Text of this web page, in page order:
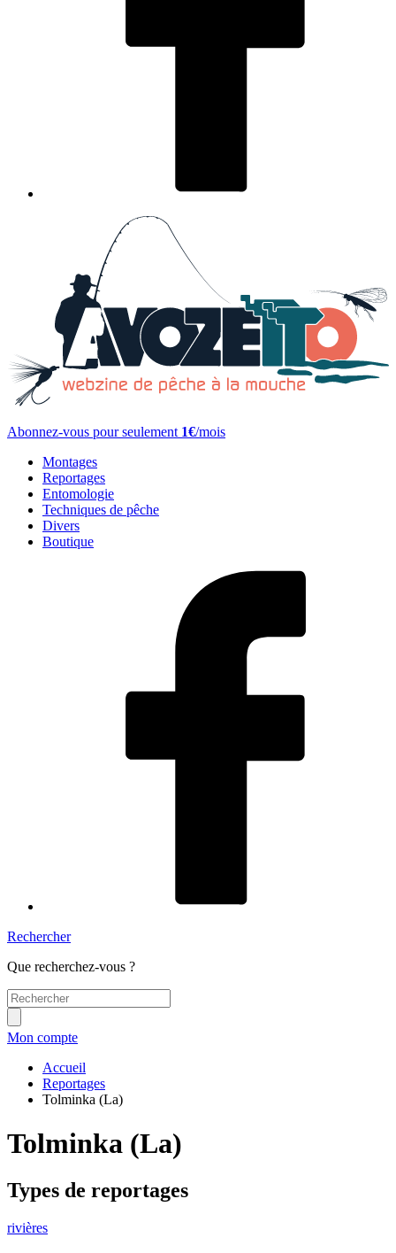
Abonnez-vous pour seulement 1€/mois
Montages
Reportages
Entomologie
Techniques de pêche
Divers
Boutique
Rechercher
Que recherchez-vous ?
Mon compte
Accueil
Reportages
Tolminka (La)
Tolminka (La)
Types de reportages
rivières